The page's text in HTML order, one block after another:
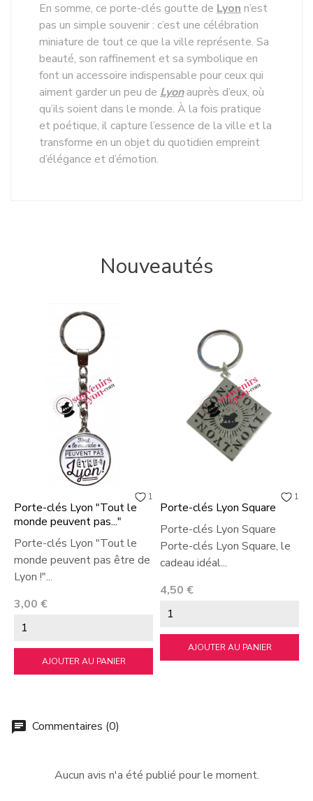
En somme, ce porte-clés goutte de Lyon n’est
pas un simple souvenir : c’est une célébration
miniature de tout ce que la ville représente. Sa
beauté, son raffinement et sa symbolique en
font un accessoire indispensable pour ceux qui
aiment garder un peu de Lyon auprès d’eux, où
qu’ils soient dans le monde. À la fois pratique
et poétique, il capture l’essence de la ville et la
transforme en un objet du quotidien empreint
d’élégance et d’émotion.
Nouveautés
1
Porte-clés Lyon "Tout le
monde peuvent pas..."
Porte-clés Lyon "Tout le
monde peuvent pas être de
Lyon !"...
Prix
3,00 €
AJOUTER AU PANIER
1
Porte-clés Lyon Square
Porte-clés Lyon Square
Porte-clés Lyon Square, le
cadeau idéal...
Prix
4,50 €
AJOUTER AU PANIER
chat Commentaires (0)
Aucun avis n'a été publié pour le moment.